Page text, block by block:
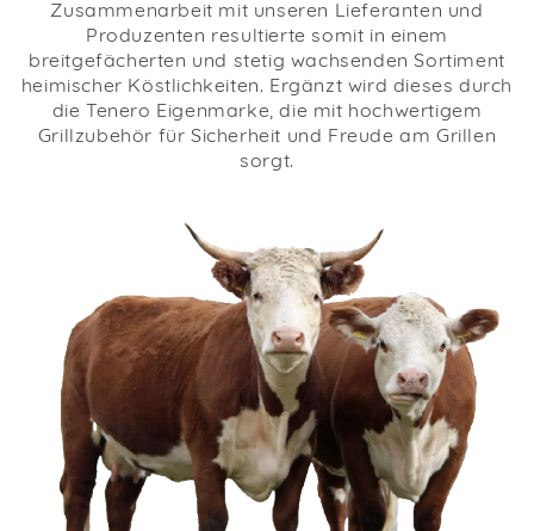
Zusammenarbeit mit unseren Lieferanten und
Produzenten resultierte somit in einem
breitgefächerten und stetig wachsenden Sortiment
heimischer Köstlichkeiten. Ergänzt wird dieses durch
die Tenero Eigenmarke, die mit hochwertigem
Grillzubehör für Sicherheit und Freude am Grillen
sorgt.